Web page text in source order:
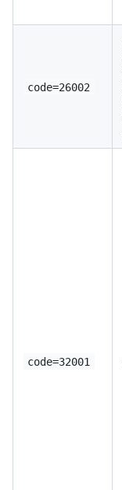
code=26002
code=32001